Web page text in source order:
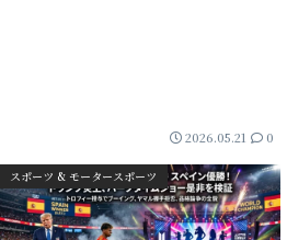
2026.05.21 0
スポーツ & モータースポーツ